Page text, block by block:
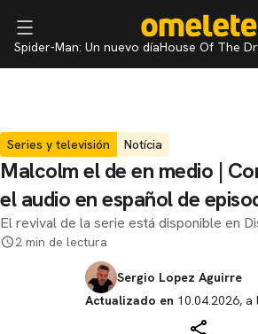
Spider-Man: Un nuevo díaHouse Of The
Series y televisión Notícia
Malcolm el de en medio |
el audio en español de
El revival de la serie está disponible en
2 min de lectura
Sergio Lopez Aguirre
Actualizado en 10.04.2026, a